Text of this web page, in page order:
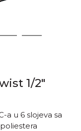
5 6
1/2"
a u 6 slojeva sa